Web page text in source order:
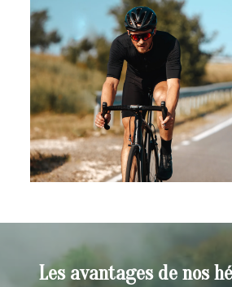
Les avantages de nos